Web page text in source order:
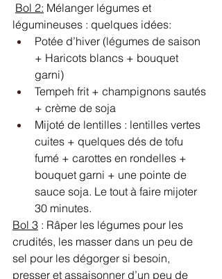
Bol 2: Mélanger légumes et
légumineuses : quelques idées:
Potée d’hiver (légumes de saison
+ Haricots blancs + bouquet
garni)
Tempeh frit + champignons sautés
+ crème de soja
Mijoté de lentilles : lentilles vertes
cuites + quelques dés de tofu
fumé + carottes en rondelles +
bouquet garni + une pointe de
sauce soja. Le tout à faire mijoter
30 minutes.
Bol 3 : Râper les légumes pour les
crudités, les masser dans un peu de
sel pour les dégorger si besoin,
presser et assaisonner d’un peu de